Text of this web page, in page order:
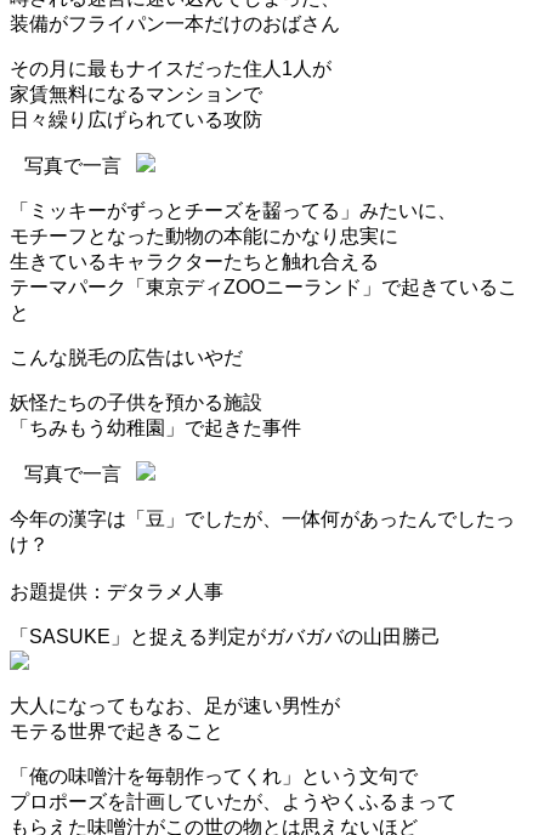
装備がフライパン一本だけのおばさん
その月に最もナイスだった住人1人が
家賃無料になるマンションで
日々繰り広げられている攻防
写真で一言
「ミッキーがずっとチーズを齧ってる」みたいに、
モチーフとなった動物の本能にかなり忠実に
生きているキャラクターたちと触れ合える
テーマパーク「東京ディZOOニーランド」で起きているこ
と
こんな脱毛の広告はいやだ
妖怪たちの子供を預かる施設
「ちみもう幼稚園」で起きた事件
写真で一言
今年の漢字は「豆」でしたが、一体何があったんでしたっ
け？
お題提供：デタラメ人事
「SASUKE」と捉える判定がガバガバの山田勝己
大人になってもなお、足が速い男性が
モテる世界で起きること
「俺の味噌汁を毎朝作ってくれ」という文句で
プロポーズを計画していたが、ようやくふるまって
もらえた味噌汁がこの世の物とは思えないほど